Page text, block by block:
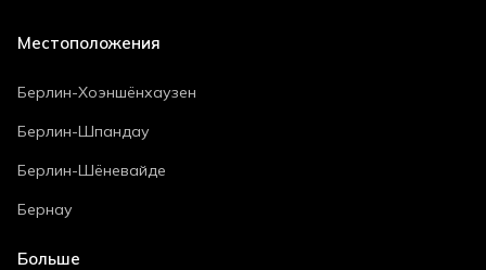
Местоположения
Берлин-Хоэншёнхаузен
Берлин-Шпандау
Берлин-Шёневайде
Бернау
Больше